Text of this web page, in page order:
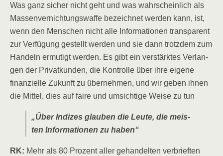
Was ganz sicher nicht geht und was wahr­schein­lich als
Mas­sen­ver­nich­tungs­waf­fe bezeich­net wer­den kann, ist,
wenn den Men­schen nicht alle Infor­ma­tio­nen trans­pa­rent
zur Ver­fü­gung gestellt wer­den und sie dann trotz­dem zum
Han­deln ermu­tigt wer­den. Es gibt ein ver­stärk­tes Ver­lan­
gen der Pri­vat­kun­den, die Kon­trol­le über ihre eige­ne
finan­zi­el­le Zukunft zu über­neh­men, und wir geben ihnen
die Mit­tel, dies auf fai­re und umsich­ti­ge Wei­se zu tun
„Über Indi­zes glau­ben die Leu­te, die meis­
ten Infor­ma­tio­nen zu haben“
RK: Mehr als 80 Pro­zent aller gehan­del­ten ver­brief­ten